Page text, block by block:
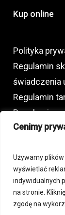
Cenimy
Używamy
wyświetlać
indywidualnych
na stronie.
zgodę na
Kup online
Polityka
Regulamin
świadczenia
Regulamin
Regulamin
oraz usług
+48